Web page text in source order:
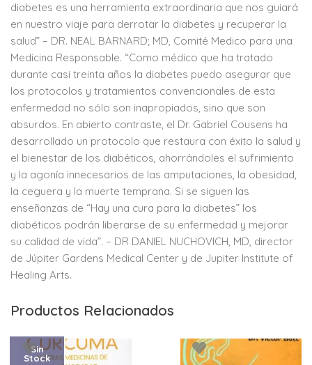
diabetes es una herramienta extraordinaria que nos guiará
en nuestro viaje para derrotar la diabetes y recuperar la
salud” – DR. NEAL BARNARD; MD, Comité Medico para una
Medicina Responsable. “Como médico que ha tratado
durante casi treinta años la diabetes puedo asegurar que
los protocolos y tratamientos convencionales de esta
enfermedad no sólo son inapropiados, sino que son
absurdos. En abierto contraste, el Dr. Gabriel Cousens ha
desarrollado un protocolo que restaura con éxito la salud y
el bienestar de los diabéticos, ahorrándoles el sufrimiento
y la agonía innecesarios de las amputaciones, la obesidad,
la ceguera y la muerte temprana. Si se siguen las
enseñanzas de “Hay una cura para la diabetes” los
diabéticos podrán liberarse de su enfermedad y mejorar
su calidad de vida”. – DR DANIEL NUCHOVICH, MD, director
de Júpiter Gardens Medical Center y de Jupiter Institute of
Healing Arts.
Productos Relacionados
Sin
Stock